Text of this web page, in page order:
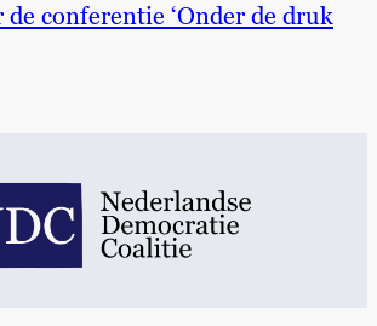
conferentie ‘Onder de druk